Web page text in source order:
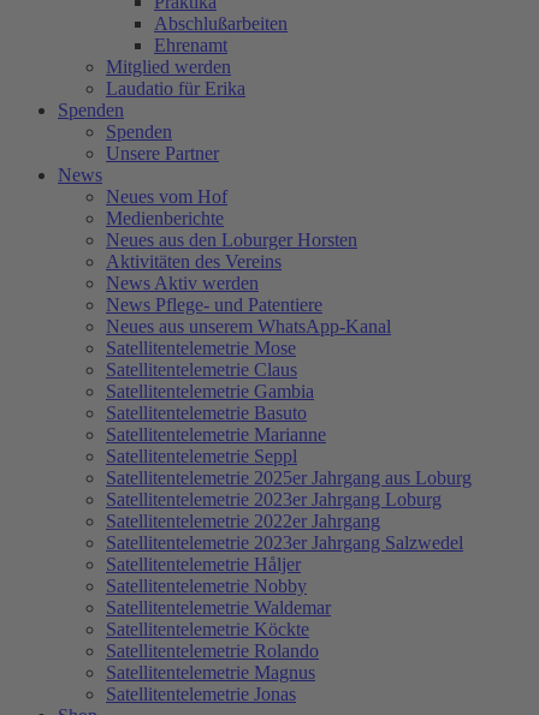
Abschlußarbeiten
Ehrenamt
Mitglied werden
Laudatio für Erika
Spenden
Spenden
Unsere Partner
News
Neues vom Hof
Medienberichte
Neues aus den Loburger Horsten
Aktivitäten des Vereins
News Aktiv werden
News Pflege- und Patentiere
Neues aus unserem WhatsApp-Kanal
Satellitentelemetrie Mose
Satellitentelemetrie Claus
Satellitentelemetrie Gambia
Satellitentelemetrie Basuto
Satellitentelemetrie Marianne
Satellitentelemetrie Seppl
Satellitentelemetrie 2025er Jahrgang aus Loburg
Satellitentelemetrie 2023er Jahrgang Loburg
Satellitentelemetrie 2022er Jahrgang
Satellitentelemetrie 2023er Jahrgang Salzwedel
Satellitentelemetrie Håljer
Satellitentelemetrie Nobby
Satellitentelemetrie Waldemar
Satellitentelemetrie Köckte
Satellitentelemetrie Rolando
Satellitentelemetrie Magnus
Satellitentelemetrie Jonas